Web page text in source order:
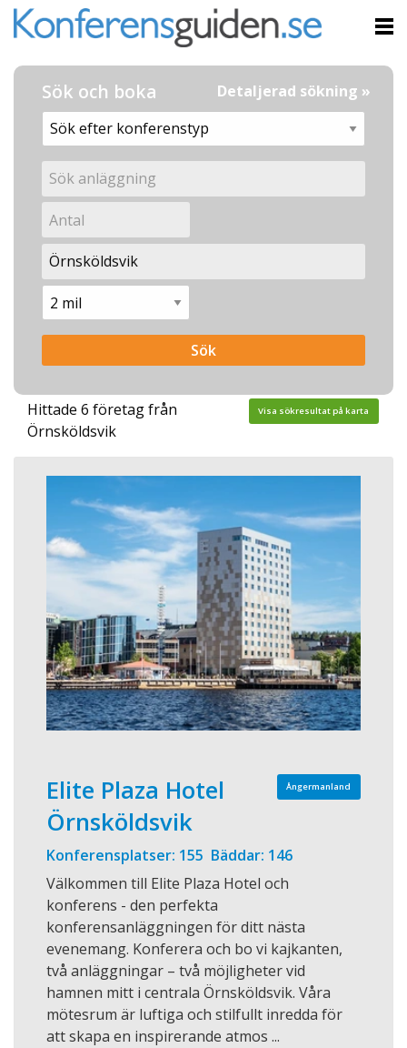
Sök och boka Detaljerad sökning »
Hittade 6 företag från
Örnsköldsvik
Visa sökresultat på karta
Ångermanland
Elite Plaza Hotel
Örnsköldsvik
Konferensplatser: 155 Bäddar: 146
Välkommen till Elite Plaza Hotel och
konferens - den perfekta
konferensanläggningen för ditt nästa
evenemang. Konferera och bo vi kajkanten,
två anläggningar – två möjligheter vid
hamnen mitt i centrala Örnsköldsvik. Våra
mötesrum är luftiga och stilfullt inredda för
att skapa en inspirerande atmos ...